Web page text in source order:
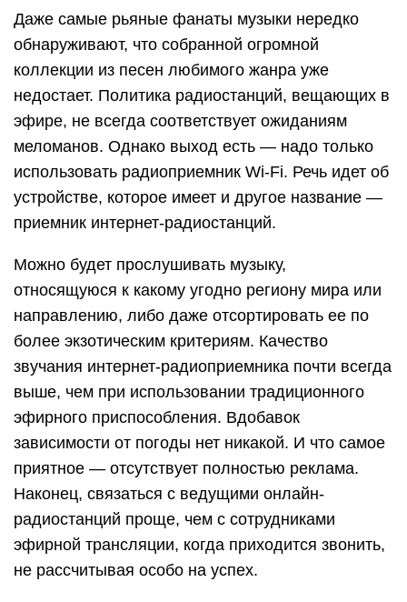
Даже самые рьяные фанаты музыки нередко
обнаруживают, что собранной огромной
коллекции из песен любимого жанра уже
недостает. Политика радиостанций, вещающих в
эфире, не всегда соответствует ожиданиям
меломанов. Однако выход есть — надо только
использовать радиоприемник Wi-Fi. Речь идет об
устройстве, которое имеет и другое название —
приемник интернет-радиостанций.
Можно будет прослушивать музыку,
относящуюся к какому угодно региону мира или
направлению, либо даже отсортировать ее по
более экзотическим критериям. Качество
звучания интернет-радиоприемника почти всегда
выше, чем при использовании традиционного
эфирного приспособления. Вдобавок
зависимости от погоды нет никакой. И что самое
приятное — отсутствует полностью реклама.
Наконец, связаться с ведущими онлайн-
радиостанций проще, чем с сотрудниками
эфирной трансляции, когда приходится звонить,
не рассчитывая особо на успех.